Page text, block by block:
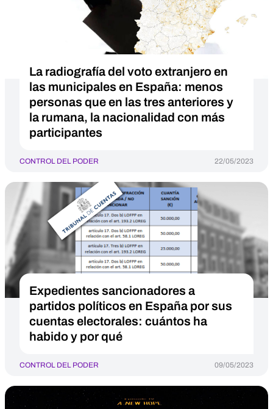
La radiografía del voto extranjero en
las municipales en España: menos
personas que en las tres anteriores y
la rumana, la nacionalidad con más
participantes
CONTROL DEL PODER 22/05/2023
Expedientes sancionadores a
partidos políticos en España por sus
cuentas electorales: cuántos ha
habido y por qué
CONTROL DEL PODER 09/05/2023